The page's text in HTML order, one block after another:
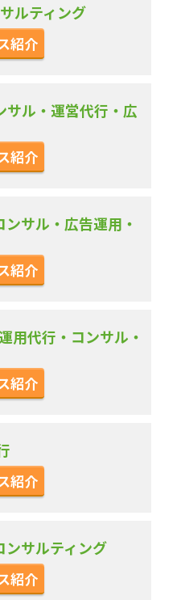
ルティング
紹介
ル・運営代行・広
紹介
サル・広告運用・
紹介
用代行・コンサル・
紹介
紹介
ンサルティング
紹介